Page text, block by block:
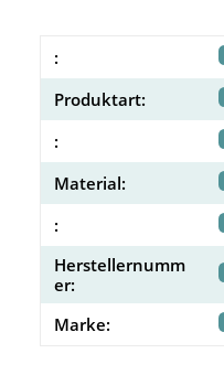
:
Produktart:
:
Material:
:
Herstellernumm
er:
Marke: